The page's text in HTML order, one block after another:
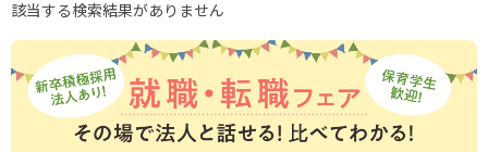
該当する検索結果がありません